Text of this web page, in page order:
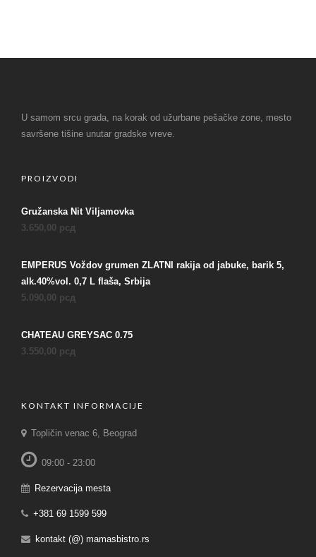
U samom srcu grada, na korak od užurbane pešačke zone, mesto
savršene tišine unutar gradske vreve.
PROIZVODI
Gružanska Nit Viljamovka
3.650,00 рсд
EMPERUS Voždov grumen ZLATNI rakija od jabuke, barik 5,
alk.40%vol. 0,7 L flaša, Srbija
5.090,00 рсд
CHATEAU GREYSAC 0.75
3.550,00 рсд
KONTAKT INFORMACIJE
Topličin venac 6, Beograd
09:00 - 23:00
Rezervacija mesta
+381 69 1599 599
kontakt (@) mamasbistro.rs